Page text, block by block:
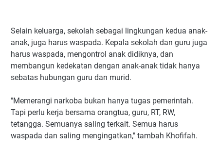
Selain keluarga, sekolah sebagai lingkungan kedua anak-
anak, juga harus waspada. Kepala sekolah dan guru juga
harus waspada, mengontrol anak didiknya, dan
membangun kedekatan dengan anak-anak tidak hanya
sebatas hubungan guru dan murid.
"Memerangi narkoba bukan hanya tugas pemerintah.
Tapi perlu kerja bersama orangtua, guru, RT, RW,
tetangga. Semuanya saling terkait. Semua harus
waspada dan saling mengingatkan," tambah Khofifah.